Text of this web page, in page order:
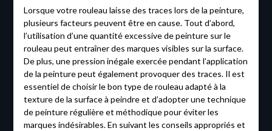
Lorsque votre rouleau laisse des traces lors de la peinture,
plusieurs facteurs peuvent être en cause. Tout d’abord,
l’utilisation d’une quantité excessive de peinture sur le
rouleau peut entraîner des marques visibles sur la surface.
De plus, une pression inégale exercée pendant l’application
de la peinture peut également provoquer des traces. Il est
essentiel de choisir le bon type de rouleau adapté à la
texture de la surface à peindre et d’adopter une technique
de peinture régulière et méthodique pour éviter les
marques indésirables. En suivant les conseils appropriés et